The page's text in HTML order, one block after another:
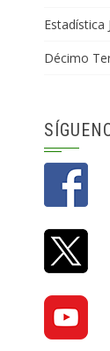
Estadística
Décimo